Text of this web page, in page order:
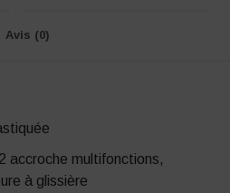
Avis (0)
accroche multifonctions,
à glissière